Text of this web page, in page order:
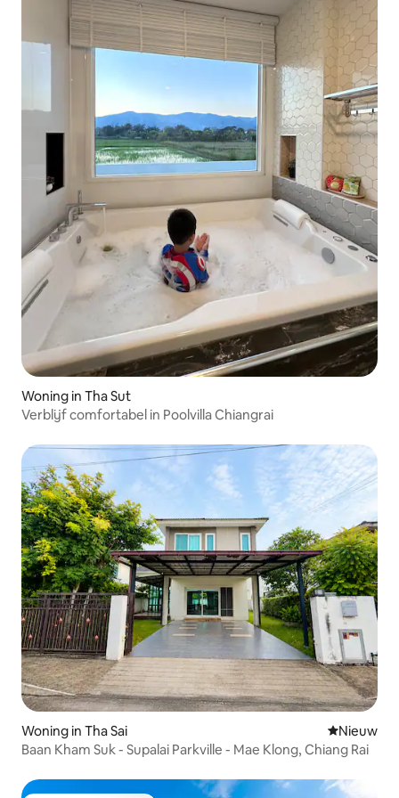
Woning in Tha Sut
Verblijf comfortabel in Poolvilla Chiangrai
Woning in Tha Sai Nieuwe
Nieuw
Baan Kham Suk - Supalai Parkville - Mae Klong, Chiang Rai